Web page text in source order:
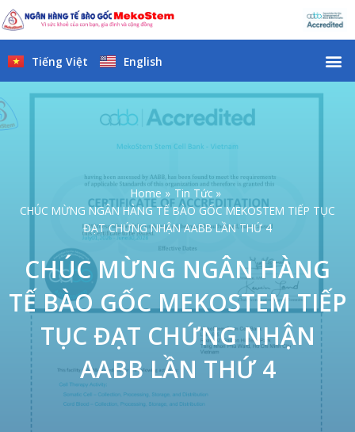
Skip
to
content
Tiếng Việt English
Home
Tin Tức
CHÚC MỪNG NGÂN HÀNG TẾ BÀO GỐC MEKOSTEM TIẾP TỤC
ĐẠT CHỨNG NHẬN AABB LẦN THỨ 4
CHÚC MỪNG NGÂN HÀNG
TẾ BÀO GỐC MEKOSTEM TIẾP
TỤC ĐẠT CHỨNG NHẬN
AABB LẦN THỨ 4